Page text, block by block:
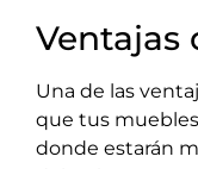
Ventajas
Una de las
que tus
donde estarán